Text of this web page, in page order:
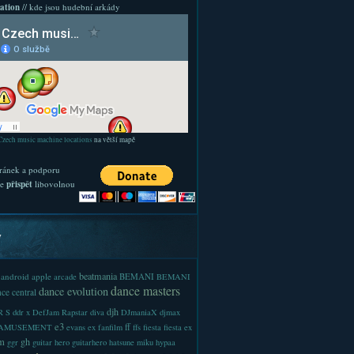
// kde jsou hudební arkády
music machine locations na větší mapě
a podporu
přispětlibovolnou
android apple arcade beatmania BEMANI BEMANI
central dance evolutiondance masters
S ddr x DefJam Rapstar diva djh DJmaniaX djmax
e3 evans ex fanfilm ff ffs fiesta fiesta ex
ggr gh guitar hero guitarhero hatsune miku hypaa